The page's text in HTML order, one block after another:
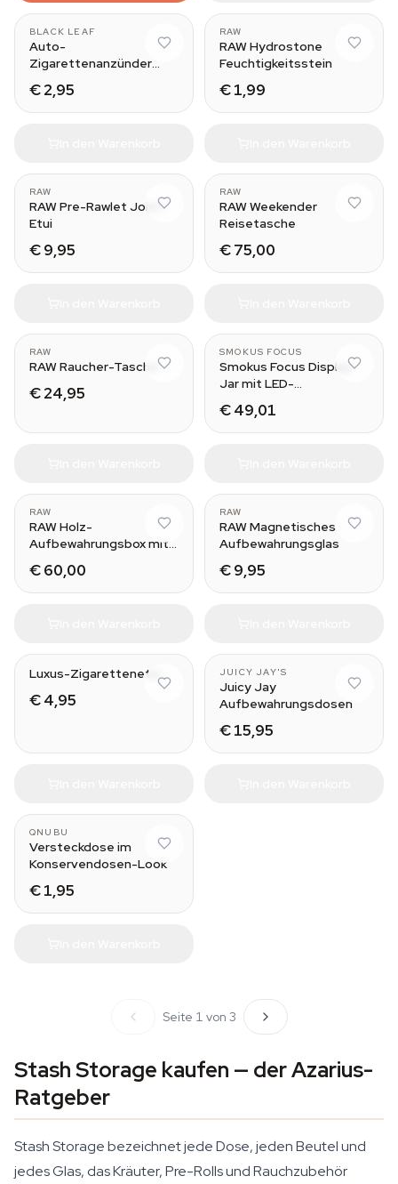
BLACK LEAF
Auto-
Zigarettenanzünder
€ 2,95
RAW
RAW Hydrostone
Feuchtigkeitsstein
€ 1,99
RAW
RAW Pre-Rawlet Joint-
Etui
€ 9,95
RAW
RAW Weekender
Reisetasche
€ 75,00
RAW
RAW Raucher-Tasche
€ 24,95
SMOKUS FOCUS
Smokus Focus Display
Jar mit LED-
€ 49,01
RAW
RAW Holz-
Aufbewahrungsbox mit
€ 60,00
RAW
RAW Magnetisches
Aufbewahrungsglas
€ 9,95
Luxus-Zigarettenetui
€ 4,95
JUICY JAY'S
Juicy Jay
Aufbewahrungsdosen
€ 15,95
QNUBU
Versteckdose im
Konservendosen-Look
€ 1,95
Seite 1 von 3
Stash Storage kaufen — der Azarius-
Ratgeber
Stash Storage bezeichnet jede Dose, jeden Beutel und
jedes Glas, das Kräuter, Pre-Rolls und Rauchzubehör